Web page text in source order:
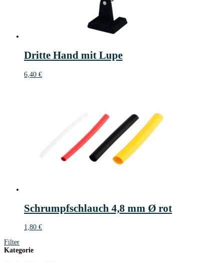
Dritte Hand mit Lupe
6,40 €
Schrumpfschlauch 4,8 mm Ø rot
1,80 €
Filter
Kategorie